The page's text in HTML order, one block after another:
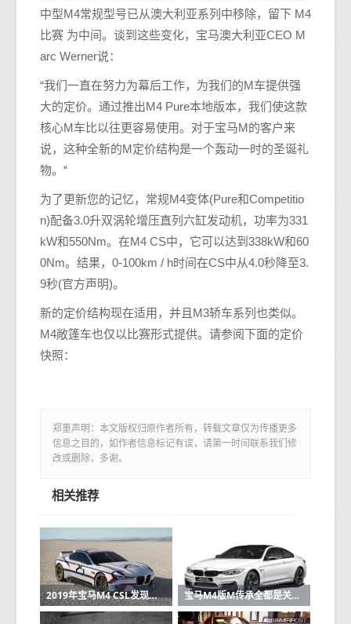
中型M4常规型号已从澳大利亚系列中移除，留下 M4
比赛 为中间。谈到这些变化，宝马澳大利亚CEO M
arc Werner说：
“我们一直在努力为幕后工作，为我们的M车提供强
大的定价。通过推出M4 Pure本地版本，我们使这款
核心M车比以往更容易使用。对于宝马M的客户来
说，这种全新的M定价结构是一个轰动一时的圣诞礼
物。“
为了更新您的记忆，常规M4变体(Pure和Competitio
n)配备3.0升双涡轮增压直列六缸发动机，功率为331
kW和550Nm。在M4 CS中，它可以达到338kW和60
0Nm。结果，0-100km / h时间在CS中从4.0秒降至3.
9秒(官方声明)。
新的定价结构现在适用，并且M3轿车系列也类似。
M4敞篷车也仅以比赛形式提供。请参阅下面的定价
快照：
郑重声明：本文版权归原作者所有，转载文章仅为传播更多
信息之目的，如作者信息标记有误，请第一时间联系我们修
改或删除，多谢。
相关推荐
2019年宝马M4 CSL发现取代铁杆GTS 宝马M4版M传承全都是关于彩色游戏